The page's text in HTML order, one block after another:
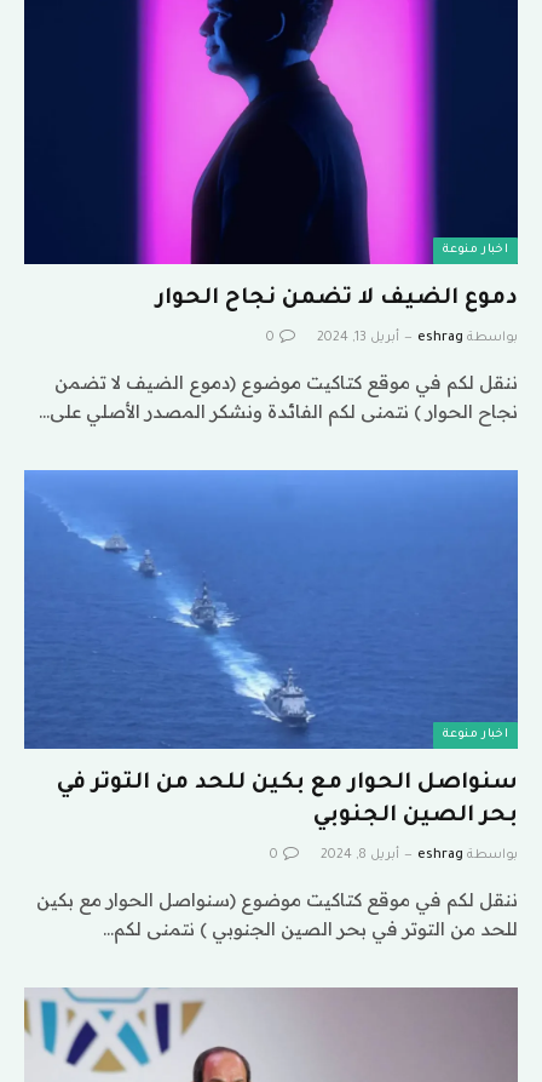
اخبار منوعة
دموع الضيف لا تضمن نجاح الحوار
بواسطة eshrag أبريل 13, 2024 0
ننقل لكم في موقع كتاكيت موضوع (دموع الضيف لا تضمن
نجاح الحوار ) نتمنى لكم الفائدة ونشكر المصدر الأصلي على…
اخبار منوعة
سنواصل الحوار مع بكين للحد من التوتر في
بحر الصين الجنوبي
بواسطة eshrag أبريل 8, 2024 0
ننقل لكم في موقع كتاكيت موضوع (سنواصل الحوار مع بكين
للحد من التوتر في بحر الصين الجنوبي ) نتمنى لكم…